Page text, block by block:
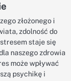
złożonego i
zdolność do
staje się
naszego zdrowia
może wpływać
psychikę i